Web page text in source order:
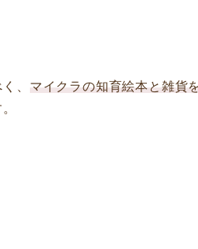
、 マイクラの知育絵本と雑貨